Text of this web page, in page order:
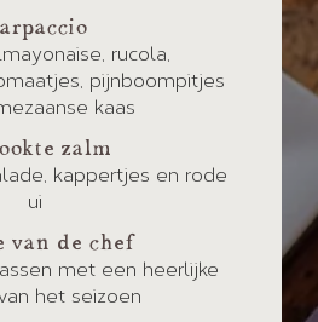
rucola,
pijnboompitjes
kaas
zalm
kappertjes en rode
ui
van de chef
met een heerlijke
het seizoen